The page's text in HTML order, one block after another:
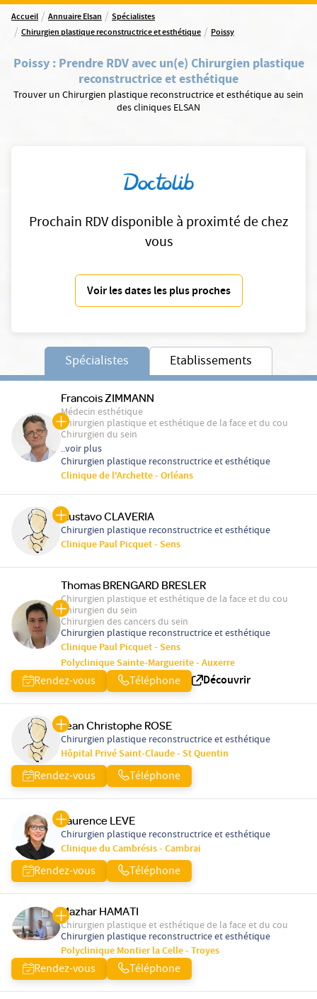
Accueil / Annuaire Elsan / Spécialistes
/ Chirurgien plastique reconstructrice et esthétique / Poissy
Poissy: Prendre RDV avec un(e) Chirurgien plastique
reconstructrice et esthétique
Trouver un Chirurgien plastique reconstructrice et esthétique au sein
des cliniques ELSAN
Prochain RDV disponible à proximté de chez
vous
Voir les dates les plus proches
Spécialistes Etablissements
Francois ZIMMANN
Médecin esthétique
Chirurgien plastique et esthétique de la face et du cou
Chirurgien du sein
..voir plus
Chirurgien plastique reconstructrice et esthétique
Clinique de l'Archette - Orléans
Gustavo CLAVERIA
Chirurgien plastique reconstructrice et esthétique
Clinique Paul Picquet - Sens
Thomas BRENGARD BRESLER
Chirurgien plastique et esthétique de la face et du cou
Chirurgien du sein
Chirurgien des cancers du sein
Chirurgien plastique reconstructrice et esthétique
Clinique Paul Picquet - Sens
Polyclinique Sainte-Marguerite - Auxerre
Rendez-vous Téléphone Découvrir
Jean Christophe ROSE
Chirurgien plastique reconstructrice et esthétique
Hôpital Privé Saint-Claude - St Quentin
Rendez-vous Téléphone
Laurence LEVE
Chirurgien plastique reconstructrice et esthétique
Clinique du Cambrésis - Cambrai
Rendez-vous Téléphone
Mazhar HAMATI
Chirurgien plastique et esthétique de la face et du cou
Chirurgien plastique reconstructrice et esthétique
Polyclinique Montier la Celle - Troyes
Rendez-vous Téléphone